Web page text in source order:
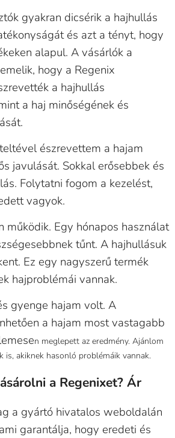
gyakran dicsérik a hajhullás
és azt a tényt, hogy
alapul. A vásárlók a
hogy a Regenix
a hajhullás
a haj minőségének és
észrevettem a hajam
javulását. Sokkal erősebbek és
Folytatni fogom a kezelést,
vagyok.
működik. Egy hónapos használat
tűnt. A hajhullásuk
Ez egy nagyszerű termék
hajproblémái vannak.
gyenge hajam volt. A
a hajam most vastagabb
n meglepett az eredmény. Ajánlom
is, akiknek hasonló problémáik vannak.
a Regenixet? Ár
a gyártó hivatalos weboldalán
garantálja, hogy eredeti és